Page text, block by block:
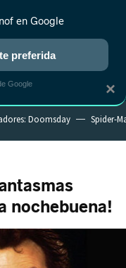
RANKINGS CINE
Doomsday Spider-
nochebuena!
×
en Google
preferida
Google